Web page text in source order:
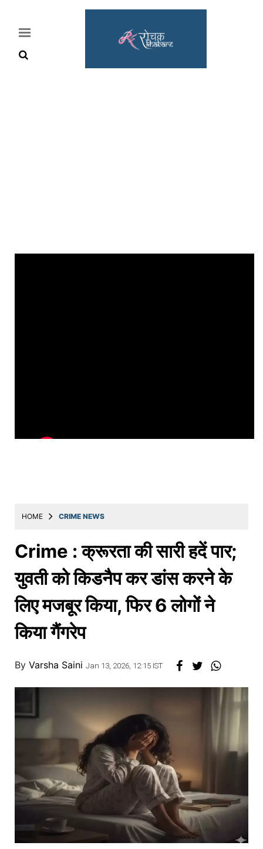
ट्रॅव्हल
खाना
HOME CRIME NEWS
Crime : क्रूरता की सारी हदें पार;
युवती को किडनैप कर डांस करने के
लिए मजबूर किया, फिर 6 लोगों ने
किया गैंगरेप
By Varsha Saini Jan 13, 2026, 12:15 IST